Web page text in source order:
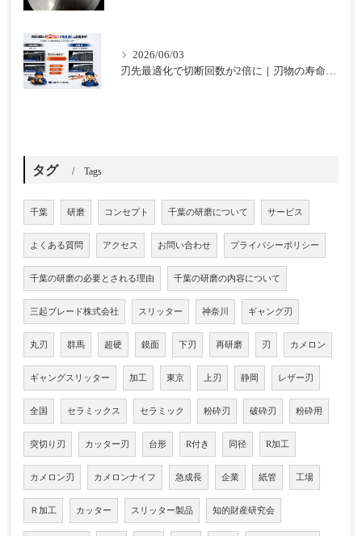
2026/06/03
刃先最適化で切断回数が2倍に｜刃物の寿命を延ばした改善事例
タグ Tags
千葉 研磨 コンセプト 千葉の研磨について サービス
よくある質問 アクセス お問い合わせ プライバシーポリシー
千葉の研磨の必要とされる理由 千葉の研磨の内容について
三起ブレード株式会社 スリッター 神奈川 ギャング刃
丸刃 群馬 超硬 鏡面 下刃 再研磨 刃 カメロン
ギャングスリッター 加工 東京 上刃 静岡 レザー刃
全国 セラミックス セラミック 粉砕刃 破砕刃 粉砕用
突切り刃 カッター刃 台形 R付き 同径 R加工
カメロン刃 カメロンナイフ 急成長 企業 紙管 工場
Ｒ加工 カッター スリッター製品 知的財産研究会